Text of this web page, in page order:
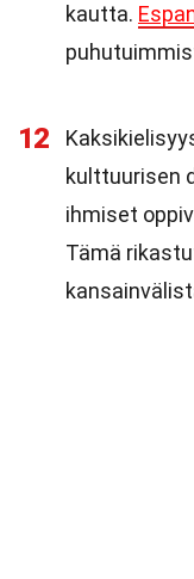
kautta.
12
kulttuurisen
ihmiset
Tämä